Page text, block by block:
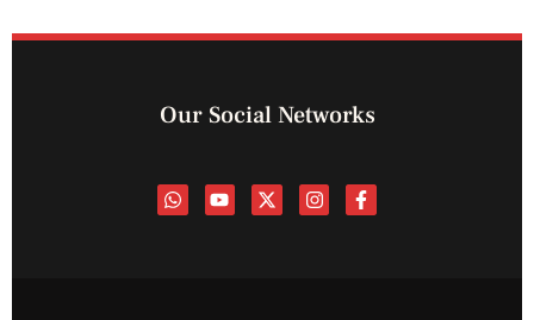
Our Social Networks